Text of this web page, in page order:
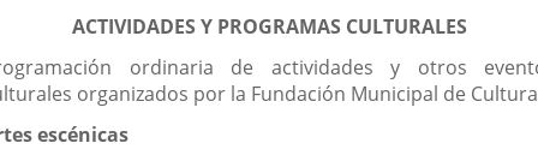
ACTIVIDADES Y PROGRAMAS CULTURALES
ordinaria de actividades y otros
organizados por la Fundación Municipal de Cultura
escénicas